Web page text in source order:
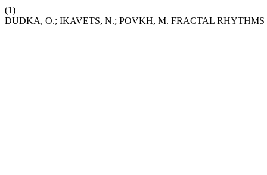
(1)
DUDKA, O.; IKAVETS, N.; POVKH, M. FRACTAL